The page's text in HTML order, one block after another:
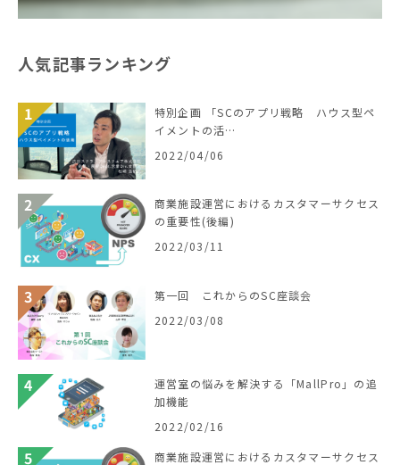
人気記事ランキング
特別企画 「SCのアプリ戦略 ハウス型ペ
イメントの活…
2022/04/06
商業施設運営におけるカスタマーサクセス
の重要性(後編)
2022/03/11
第一回 これからのSC座談会
2022/03/08
運営室の悩みを解決する「MallPro」の追
加機能
2022/02/16
商業施設運営におけるカスタマーサクセス